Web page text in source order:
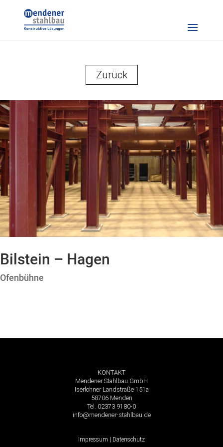
Zurück
Bilstein – Hagen
Ofenbühne
KONTAKT
Mendener Stahlbau GmbH
Iserlohner Landstraße 151a
58706 Menden
Tel. 02373 9180-0
info@mendener-stahlbau.de
Impressum Datenschutz